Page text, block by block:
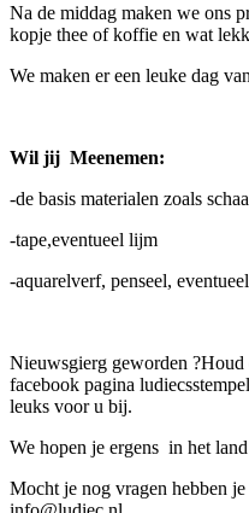
Na de middag maken we ons
kopje thee of koffie en wat
We maken er een leuke dag
Wil jij Meenemen:
-de basis materialen zoals
-tape,eventueel lijm
-aquarelverf, penseel,
Nieuwsgierg geworden
facebook pagina
leuks voor u bij.
We hopen je ergens in het
Mocht je nog vragen hebben